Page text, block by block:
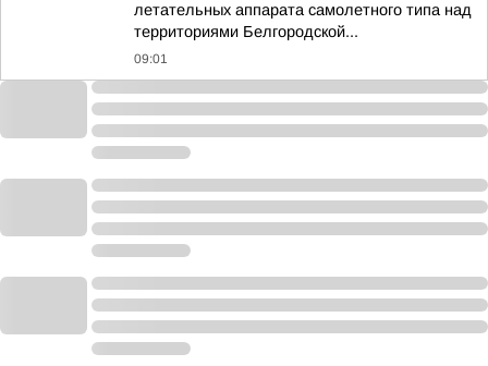
летательных аппарата самолетного типа над
территориями Белгородской...
09:01